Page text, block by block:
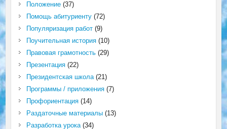
Положение(37)
Помощь абитуриенту(72)
Популяризация работ(9)
Поучительная история(10)
Правовая грамотность(29)
Презентация(22)
Президентская школа(21)
Программы / приложения(7)
Профориентация(14)
Раздаточные материалы(13)
Разработка урока(34)